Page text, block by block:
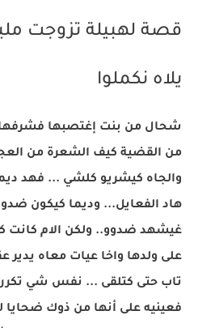
قصة لهبيلة تزوجت
يلاه نكملوا
شحال من بنت إغتصبها فشرفها
من القضية كيف الشعرة من
والجاه كيشريو كلشي ... فهد
هاد الفعايل... وديما كيكون
غيشهد ضدوو.. ولكن الام
على ولدها واخا عيات معاه يدير
تاب حتى كتلقى ... نفس شي
فعينيه على أنها من ذوك